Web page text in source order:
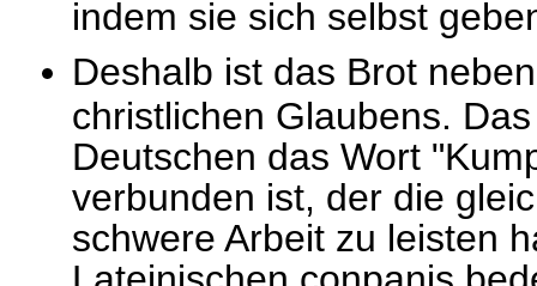
indem sie sich selbst
Deshalb ist das Brot
christlichen Glaubens.
Deutschen das Wort
verbunden ist, der die
schwere Arbeit zu leisten
Lateinischen conpanis